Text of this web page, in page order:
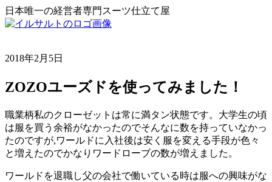
日本唯一の経営者専門スーツ仕立て屋
2018年2月5日
ZOZOユーズドを使ってみました！
職業柄私のクローゼットは常に満タン状態です。大学生の頃
は服を買う余裕がなかったのでそんなに数を持っていなかっ
たのですが,ワールドに入社後は安く服を変える手段が色々
と増えたのでかなりワードローブの数が増えました。
ワールドを退職し父の会社で働いている時は服への興味がな